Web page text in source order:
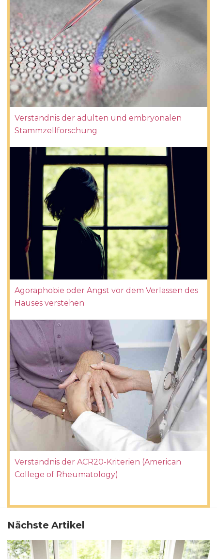
Verständnis der adulten und embryonalen
Stammzellforschung
Agoraphobie oder Angst vor dem Verlassen des
Hauses verstehen
Verständnis der ACR20-Kriterien (American
College of Rheumatology)
Nächste Artikel